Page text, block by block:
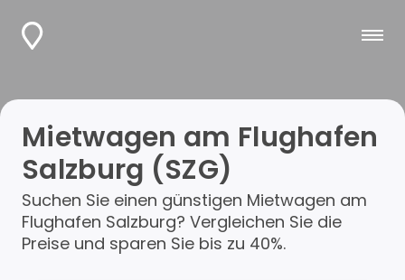
Mietwagen am Flughafen
Salzburg (SZG)
Suchen Sie einen günstigen Mietwagen am
Flughafen Salzburg? Vergleichen Sie die
Preise und sparen Sie bis zu 40%.